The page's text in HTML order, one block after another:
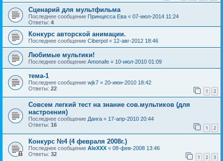
Сценарий для мультфильма
Последнее сообщение Принцесса Ева « 07-июл-2014 11:24
Ответы: 4
Конкурс авторской анимации.
Последнее сообщение Ciberpol « 12-авг-2012 18:46
Любимые мультики!
Последнее сообщение Amonafe « 10-июл-2010 01:09
тема-1
Последнее сообщение wjk7 « 20-июн-2010 18:42
Ответы: 22 1 2
Совсем легкий тест на знание сов.мультиков (для
настроения)
Последнее сообщение Данга « 17-апр-2010 20:44
Ответы: 16 1 2
Конкурс №4 (4 февраля 2008г.)
Последнее сообщение AleXXX « 08-фев-2008 13:46
Ответы: 32 1 2 3